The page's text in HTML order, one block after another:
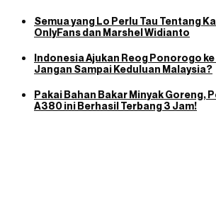
Semua yang Lo Perlu Tau Tentang
OnlyFans dan Marshel Widianto
Indonesia Ajukan Reog Ponorogo ke
Jangan Sampai Keduluan Malaysia?
Pakai Bahan Bakar Minyak Goreng,
A380 ini Berhasil Terbang 3 Jam!